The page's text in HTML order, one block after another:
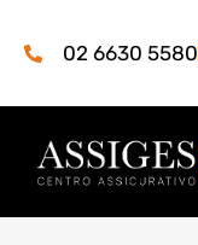
02 6630 5580